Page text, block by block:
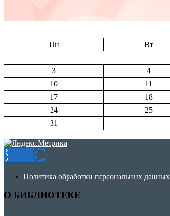
Пн
Вт
3
4
10
11
17
18
24
25
31
Политика обработки персональных данных
О БИБЛИОТЕКЕ